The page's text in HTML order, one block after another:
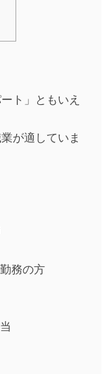
ト」ともいえ
が適していま
務の方